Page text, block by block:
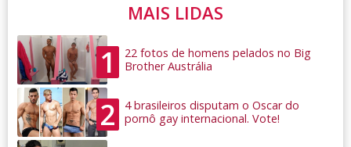
MAIS LIDAS
1
22 fotos de homens pelados no Big
Brother Austrália
2
4 brasileiros disputam o Oscar do
pornô gay internacional. Vote!